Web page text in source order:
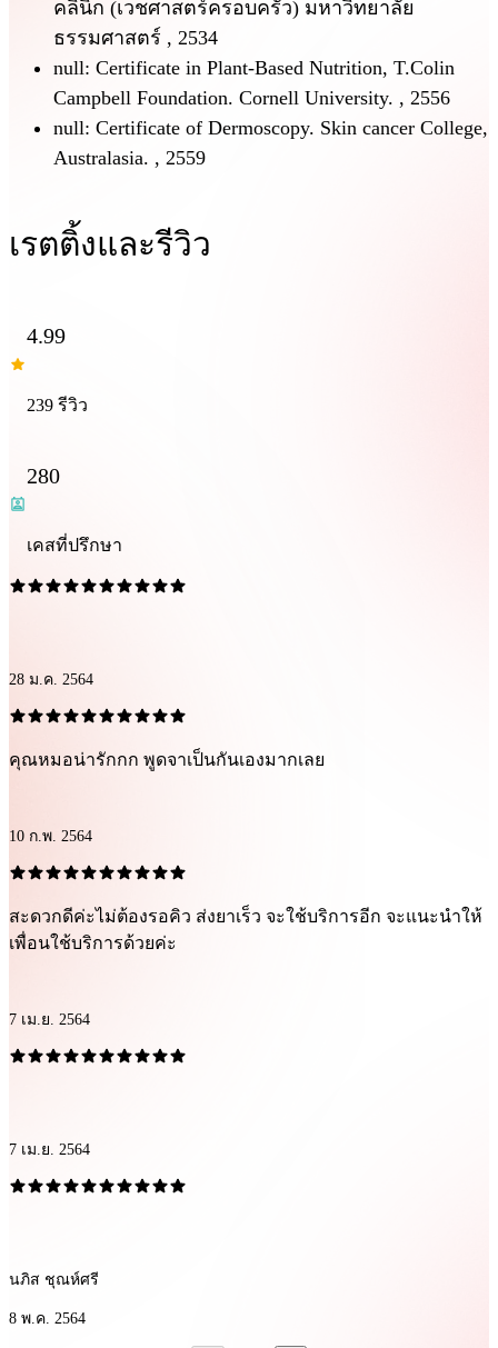
คลินิก (เวชศาสตร์ครอบครัว) มหาวิทยาลัย
ธรรมศาสตร์ , 2534
null: Certificate in Plant-Based Nutrition, T.Colin
Campbell Foundation. Cornell University. , 2556
null: Certificate of Dermoscopy. Skin cancer College,
Australasia. , 2559
เรตติ้งและรีวิว
4.99
239 รีวิว
280
เคสที่ปรึกษา
28 ม.ค. 2564
คุณหมอน่ารักกก พูดจาเป็นกันเองมากเลย
10 ก.พ. 2564
สะดวกดีค่ะไม่ต้องรอคิว ส่งยาเร็ว​ จะใช้บริการอีก​ จะแนะนำให้
เพื่อนใช้บริการด้วยค่ะ
7 เม.ย. 2564
7 เม.ย. 2564
นภิส ชุณห์ศรี
8 พ.ค. 2564